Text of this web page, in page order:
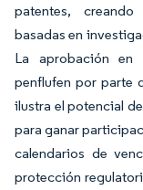
patentes,
basadas en
La aprobación en
penflufen por parte
ilustra el potencial
para ganar
calendarios de
protección